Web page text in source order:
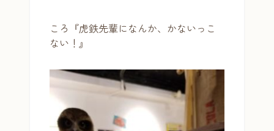
ころ『虎鉄先輩になんか、かないっこ
ない！』